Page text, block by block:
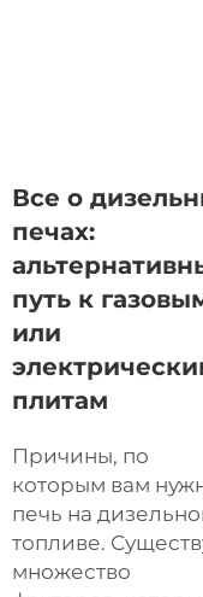
Все о
печах:
путь к
или
плитам
Причины, по
которым вам
печь на
топливе.
множество